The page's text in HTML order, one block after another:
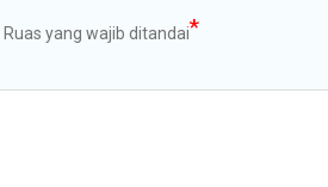
Ruas yang wajib ditandai*